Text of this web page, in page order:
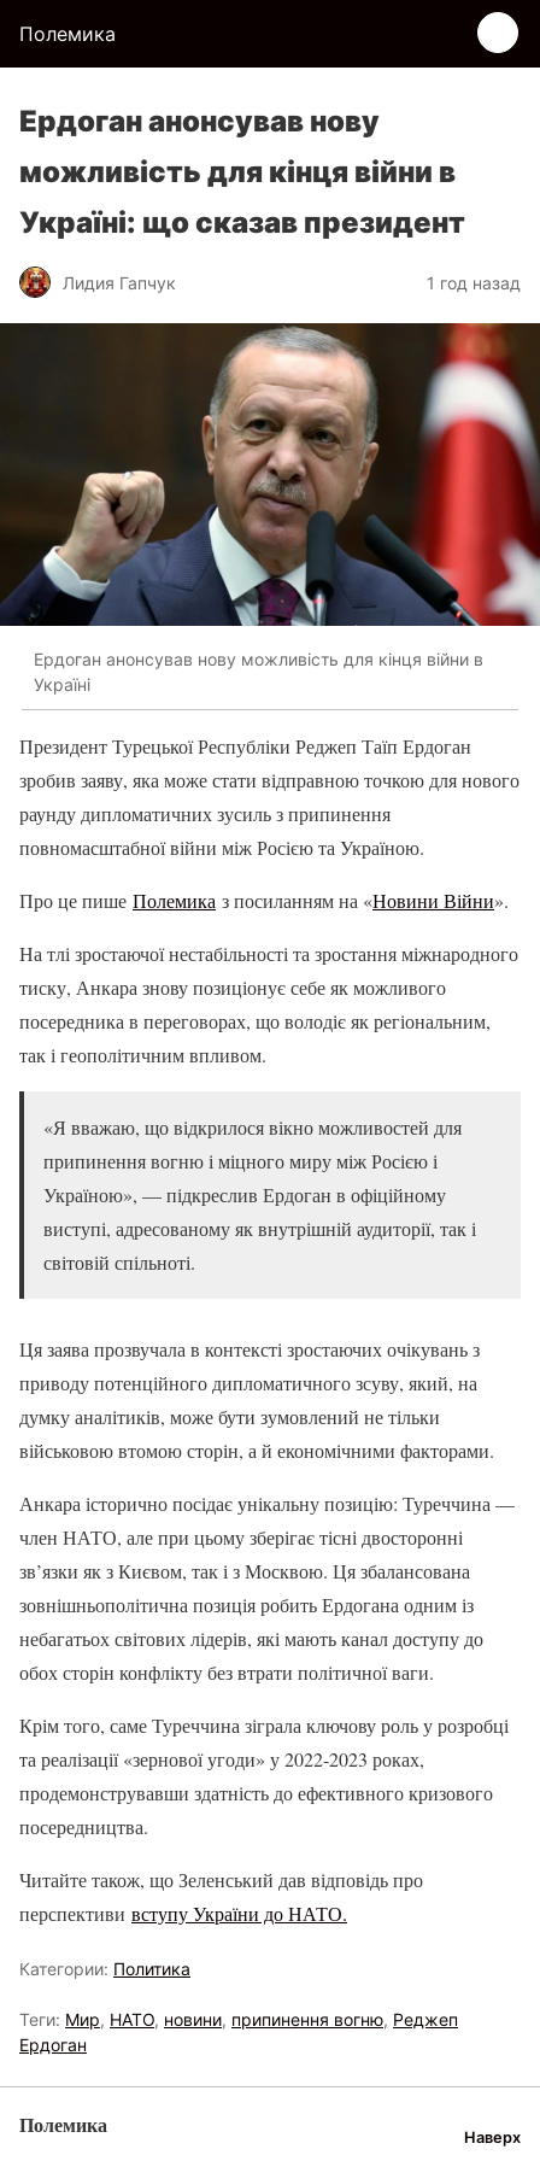
Полемика
Ердоган анонсував нову
можливість для кінця війни в
Україні: що сказав президент
Лидия Гапчук 1 год назад
Ердоган анонсував нову можливість для кінця війни в
Україні
Президент Турецької Республіки Реджеп Таїп Ердоган
зробив заяву, яка може стати відправною точкою для нового
раунду дипломатичних зусиль з припинення
повномасштабної війни між Росією та Україною.
Про це пише Полемика з посиланням на «Новини Війни».
На тлі зростаючої нестабільності та зростання міжнародного
тиску, Анкара знову позиціонує себе як можливого
посередника в переговорах, що володіє як регіональним,
так і геополітичним впливом.
«Я вважаю, що відкрилося вікно можливостей для
припинення вогню і міцного миру між Росією і
Україною», — підкреслив Ердоган в офіційному
виступі, адресованому як внутрішній аудиторії, так і
світовій спільноті.
Ця заява прозвучала в контексті зростаючих очікувань з
приводу потенційного дипломатичного зсуву, який, на
думку аналітиків, може бути зумовлений не тільки
військовою втомою сторін, а й економічними факторами.
Анкара історично посідає унікальну позицію: Туреччина —
член НАТО, але при цьому зберігає тісні двосторонні
зв’язки як з Києвом, так і з Москвою. Ця збалансована
зовнішньополітична позиція робить Ердогана одним із
небагатьох світових лідерів, які мають канал доступу до
обох сторін конфлікту без втрати політичної ваги.
Крім того, саме Туреччина зіграла ключову роль у розробці
та реалізації «зернової угоди» у 2022-2023 роках,
продемонструвавши здатність до ефективного кризового
посередництва.
Читайте також, що Зеленський дав відповідь про
перспективи вступу України до НАТО.
Категории: Политика
Теги: Мир, НАТО, новини, припинення вогню, Реджеп
Ердоган
Полемика Наверх